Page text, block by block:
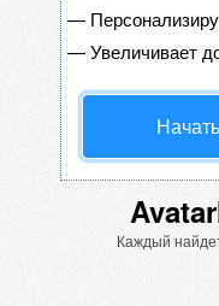
—
—Увеличивает
Каждый